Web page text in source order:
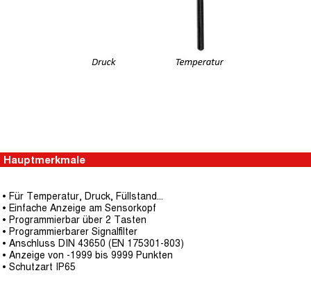
Hauptmerkmale
• Für Temperatur, Druck, Füllstand...
• Einfache Anzeige am Sensorkopf
• Programmierbar über 2 Tasten
• Programmierbarer Signalfilter
• Anschluss DIN 43650 (EN 175301-803)
• Anzeige von -1999 bis 9999 Punkten
• Schutzart IP65